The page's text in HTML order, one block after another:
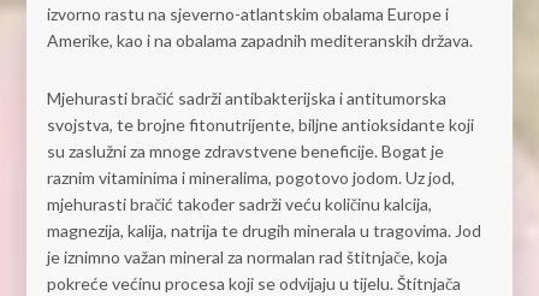
izvorno rastu na sjeverno-atlantskim obalama Europe i
Amerike, kao i na obalama zapadnih mediteranskih država.
Mjehurasti bračić sadrži antibakterijska i antitumorska
svojstva, te brojne fitonutrijente, biljne antioksidante koji
su zaslužni za mnoge zdravstvene beneficije. Bogat je
raznim vitaminima i mineralima, pogotovo jodom. Uz jod,
mjehurasti bračić također sadrži veću količinu kalcija,
magnezija, kalija, natrija te drugih minerala u tragovima. Jod
je iznimno važan mineral za normalan rad štitnjače, koja
pokreće većinu procesa koji se odvijaju u tijelu. Štitnjača